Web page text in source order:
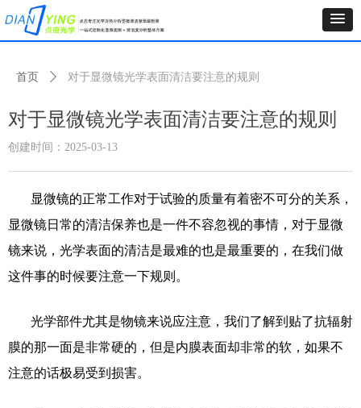
对于显微镜光学表面清洁要注意的规则
显微镜的正常工作对于试验的质量有着密不可分的关系，
显微镜日常的清洁保养也是一件不容忽视的事情，对于显微
镜来说，光学表面的清洁是最难的也是最重要的，在我们做
这件事的时候要注意一下规则。
光学部件尤其是物镜来说应注意，我们了解到贴了抗辐射
膜的那一面是非常硬的，但是内膜表面却非常的软，如果不
注意的话极易受到损害。
创建时间： 2025-03-13
首页 ꄲ 对于显微镜光学表面清洁要注意的规则